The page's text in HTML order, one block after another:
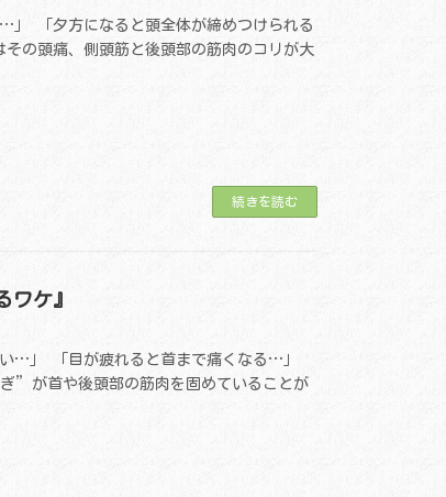
」 「夕方になると頭全体が締めつけられる
その頭痛、側頭筋と後頭部の筋肉のコリが大
続きを読む
ワケ』
…」 「目が疲れると首まで痛くなる…」
”が首や後頭部の筋肉を固めていることが